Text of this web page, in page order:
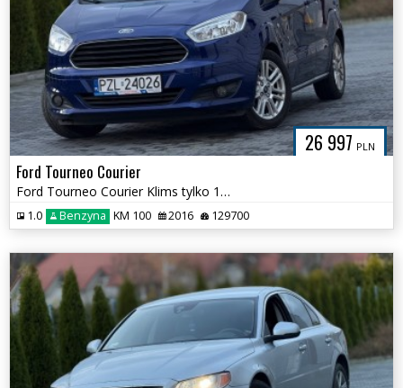
26 997 PLN
Ford Tourneo Courier
Ford Tourneo Courier Klims tylko 129ooo km
1.0 Benzyna KM 100 2016 129700